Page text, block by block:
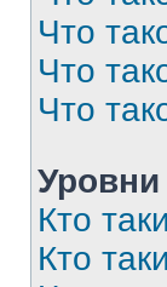
Что
Что
Что
Кто
Кто